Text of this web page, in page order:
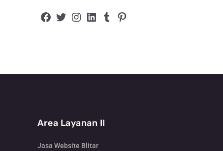
Area Layanan II
Jasa Website Blitar